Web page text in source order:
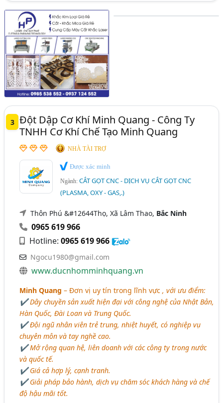
3 Đột Dập Cơ Khí Minh Quang - Công Ty
TNHH Cơ Khí Chế Tạo Minh Quang
NHÀ TÀI TRỢ
Được xác minh
Ngành:CẮT GỌT CNC - DỊCH VỤ CẮT GỌT CNC
(PLASMA, OXY - GAS,.)
Thôn Phú &#12644Thọ, Xã Lâm Thao, Bắc Ninh
0965 619 966
Hotline:0965 619 966
Ngocu1980@gmail.com
www.ducnhomminhquang.vn
Minh Quang – Đơn vị uy tín trong lĩnh vực, với ưu điểm:
✔ Dây chuyền sản xuất hiện đại với công nghệ của Nhật Bản,
Hàn Quốc, Đài Loan và Trung Quốc.
✔ Đội ngũ nhân viên trẻ trung, nhiệt huyết, có nghiệp vụ
chuyên môn và tay nghề cao.
✔ Mở rộng quan hệ, liên doanh với các công ty trong nước
và quốc tế.
✔ Giá cả hợp lý, cạnh tranh.
✔ Giải pháp bảo hành, dịch vụ chăm sóc khách hàng và chế
độ hậu mãi tốt.